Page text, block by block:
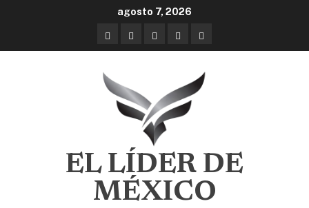
agosto 7, 2026
EL LÍDER DE
MÉXICO